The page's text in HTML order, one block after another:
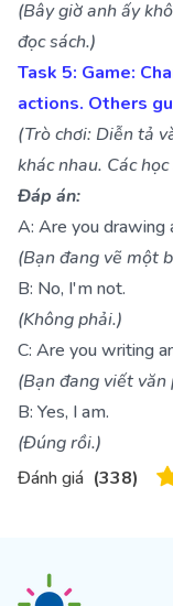
(Bây giờ anh ấy
đọc sách.)
Task 5: Game:
actions. Others
(Trò chơi: Diễn tả
khác nhau. Các
Đáp án:
A: Are you drawing
(Bạn đang vẽ một
B: No, I'm not.
(Không phải.)
C: Are you writing
(Bạn đang viết văn
B: Yes, I am.
(Đúng rồi.)
Đánh giá (338)